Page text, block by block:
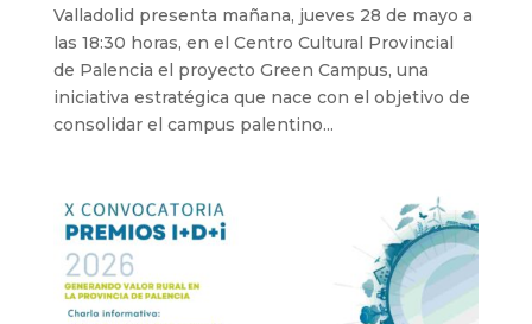
Valladolid presenta mañana, jueves 28 de mayo a
las 18:30 horas, en el Centro Cultural Provincial
de Palencia el proyecto Green Campus, una
iniciativa estratégica que nace con el objetivo de
consolidar el campus palentino...